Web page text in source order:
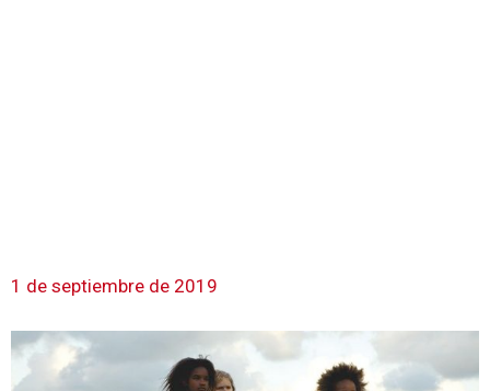
1 de septiembre de 2019